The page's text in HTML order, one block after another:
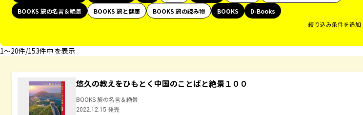
BOOKS 旅の名言＆絶景
BOOKS 旅と健康 BOOKS 旅の読み物 BOOKS
D-Books
絞り込み条件を追加
1〜20件/153件中 を表示
悠久の教えをひもとく中国のことばと絶景１００
BOOKS 旅の名言＆絶景
2022.12.15 発売